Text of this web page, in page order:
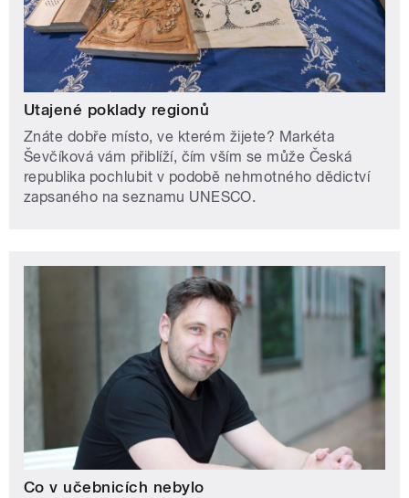
Utajené poklady regionů
Znáte dobře místo, ve kterém žijete? Markéta
Ševčíková vám přiblíží, čím vším se může Česká
republika pochlubit v podobě nehmotného dědictví
zapsaného na seznamu UNESCO.
Co v učebnicích nebylo